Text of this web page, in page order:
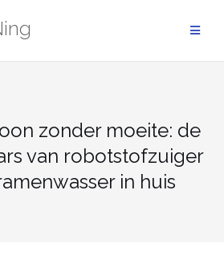
zonder moeite: de
van robotstofzuiger
in huis